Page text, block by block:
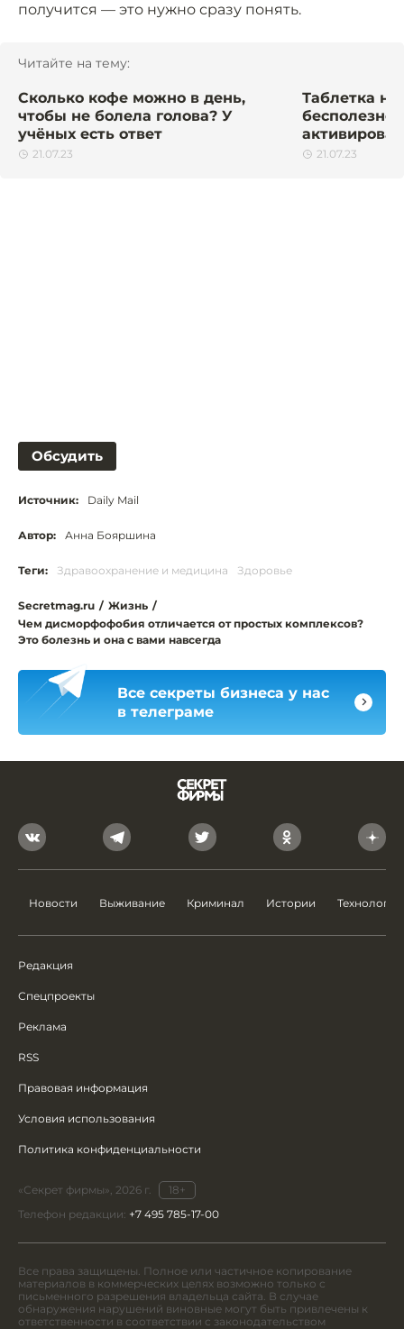
получится — это нужно сразу понять.
Читайте на тему:
Сколько кофе можно в день,
чтобы не болела голова? У
учёных есть ответ
21.07.23
Таблетка не
бесполезно
21.07.23
Обсудить
Источник: Daily Mail
Автор: Анна Бояршина
Теги: Здравоохранение и медицина Здоровье
Secretmag.ru / Жизнь /
Чем дисморфофобия отличается от простых комплексов?
Это болезнь и она с вами навсегда
Все секреты бизнеса у нас
в телеграме
Новости Выживание Криминал Истории Технологии
Редакция
Спецпроекты
Реклама
RSS
Правовая информация
Условия использования
Политика конфиденциальности
«Секрет фирмы», 2026 г.
18+
Телефон редакции: +7 495 785-17-00
Все права защищены. Полное или частичное копирование
материалов в коммерческих целях возможно только с
письменного разрешения владельца сайта. В случае
обнаружения нарушений виновные могут быть привлечены к
ответственности в соответствии с законодательством